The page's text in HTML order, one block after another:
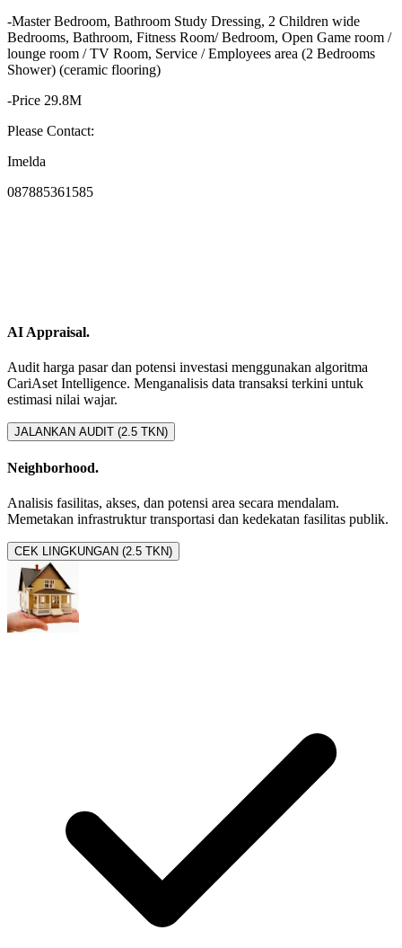
-Master Bedroom, Bathroom Study Dressing, 2 Children wide
Bedrooms, Bathroom, Fitness Room/ Bedroom, Open Game room /
lounge room / TV Room, Service / Employees area (2 Bedrooms
Shower) (ceramic flooring)
-Price 29.8M
Please Contact:
Imelda
087885361585
AI Appraisal.
Audit harga pasar dan potensi investasi menggunakan algoritma
CariAset Intelligence. Menganalisis data transaksi terkini untuk
estimasi nilai wajar.
JALANKAN AUDIT (2.5 TKN)
Neighborhood.
Analisis fasilitas, akses, dan potensi area secara mendalam.
Memetakan infrastruktur transportasi dan kedekatan fasilitas publik.
CEK LINGKUNGAN (2.5 TKN)